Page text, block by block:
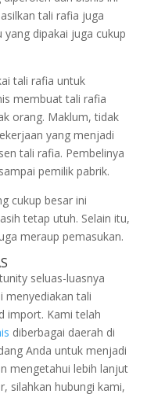
tali rafia juga
dipakai juga cukup
tali rafia untuk
membuat tali rafia
orang. Maklum, tidak
yang menjadi
tali rafia. Pembelinya
pemilik pabrik.
cukup besar ini
tetap utuh. Selain itu,
meraup pemasukan.
seluas-luasnya
menyediakan tali
import. Kami telah
diberbagai daerah di
Anda untuk menjadi
mengetahui lebih lanjut
silahkan hubungi kami,